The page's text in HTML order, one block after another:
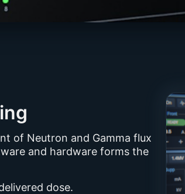
of Neutron and Gamma flux
and hardware forms the
dose.